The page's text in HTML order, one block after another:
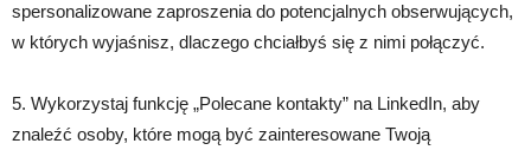
spersonalizowane zaproszenia do potencjalnych obserwujących,
w których wyjaśnisz, dlaczego chciałbyś się z nimi połączyć.
5. Wykorzystaj funkcję „Polecane kontakty” na LinkedIn, aby
znaleźć osoby, które mogą być zainteresowane Twoją